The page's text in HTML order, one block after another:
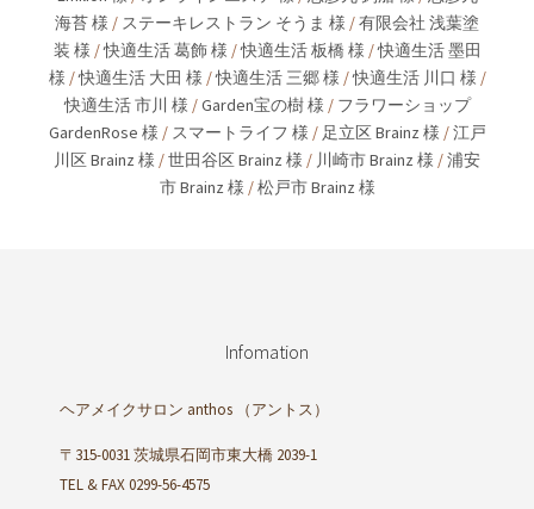
海苔 様 / ステーキレストラン そうま 様 /有限会社 浅葉塗
装 様 /快適生活 葛飾 様 /快適生活 板橋 様 /快適生活 墨田
様 /快適生活 大田 様 /快適生活 三郷 様 /快適生活 川口 様 /
快適生活 市川 様 /Garden宝の樹 様 / フラワーショップ
GardenRose 様 / スマートライフ 様 / 足立区 Brainz 様 /江戸
川区 Brainz 様 /世田谷区 Brainz 様 / 川崎市 Brainz 様 /浦安
市 Brainz 様 /松戸市 Brainz 様
Infomation
ヘアメイクサロン anthos （アントス）
〒315-0031 茨城県石岡市東大橋 2039-1
TEL & FAX 0299-56-4575